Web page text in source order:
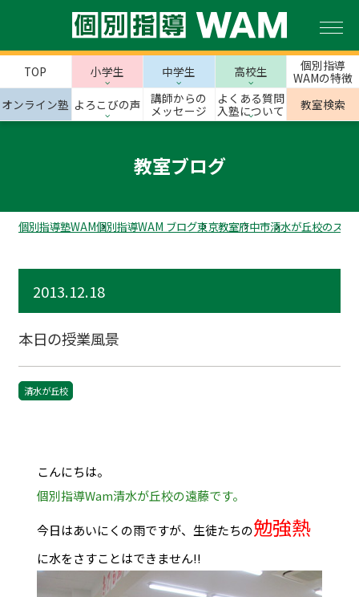
TOP 小学生 中学生 高校生
個別指導
WAMの特徴
オンライン塾 よろこびの声
講師からの
メッセージ
よくある質問
入塾について
教室検索
教室ブログ
個別指導塾WAM個別指導WAM ブログ東京教室府中市清水が丘校のスタ
2013.12.18
本日の授業風景
清水が丘校
こんにちは。
個別指導Wam清水が丘校の遠藤です。
今日はあいにくの雨ですが、生徒たちの勉強熱
に水をさすことはできません!!